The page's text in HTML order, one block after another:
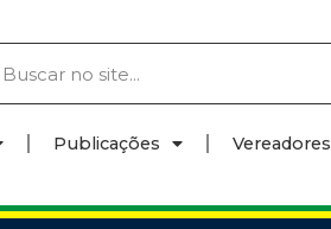
Publicações Vereadores